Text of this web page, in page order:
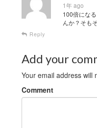
1年 ago
100倍にな
んか？そも
Reply
Add your
Your email address will
Comment